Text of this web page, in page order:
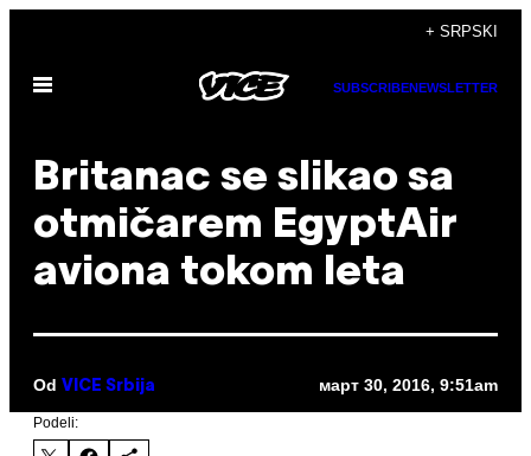
садржај
+ SRPSKI
Otvori
SUBSCRIBENEWSLETTER
​Britanac se slikao sa
otmičarem EgyptAir
aviona tokom leta
Od VICE Srbija март 30, 2016, 9:51am
Podeli: